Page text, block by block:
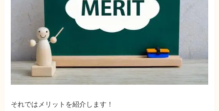
それではメリットを紹介します！